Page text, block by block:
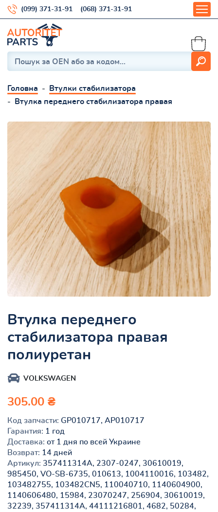
(099) 371-31-91 (068) 371-31-91
Головна
Втулки стабилизатора
Втулка переднего стабилизатора правая
Втулка переднего
стабилизатора правая
полиуретан
VOLKSWAGEN
305.00 ₴
Код запчасти: GP010717, AP010717
Гарантия: 1 год
Доставка: от 1 дня по всей Украине
Возврат: 14 дней
Артикул: 357411314A, 2307-0247, 30610019,
985450, VO-SB-6735, 010613, 1004110016, 103482,
103482755, 103482CN5, 110040710, 1140604900,
1140606480, 15984, 23070247, 256904, 30610019,
32239, 357411314A, 44111216801, 4682, 50284,